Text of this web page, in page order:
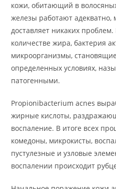
кожи, обитающий в
железы работают адекватно,
доставляет никаких
количестве жира, бактерия
микроорганизмы,
определенных условиях,
патогенными.
Propionibacterium acnes
жирные кислоты,
воспаление. В итоге всех
комедоны, микрокисты,
пустулезные и узловые
воспалении происходит